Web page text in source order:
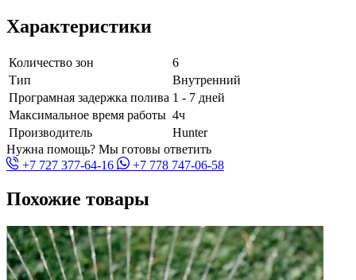
Характеристики
Количество зон
6
Тип
Внутренний
Програмная задержка полива 1 - 7 дней
Максимальное время работы 4ч
Производитель
Hunter
Нужна помощь? Мы готовы ответить
+7 727 377-64-16
+7 778 747-06-58
Похожие товары